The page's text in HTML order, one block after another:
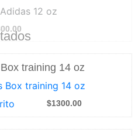
training 14 oz
$1300.00